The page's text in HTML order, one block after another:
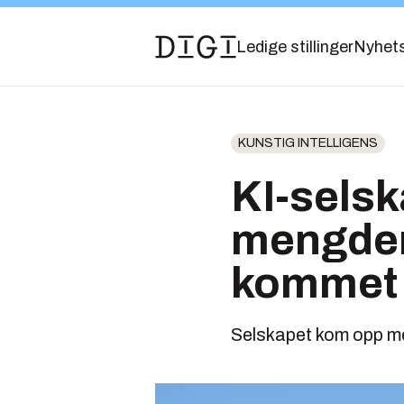
Ledige stillinger
KUNSTIG INTELLIGENS
KI-
Selskapet kom opp